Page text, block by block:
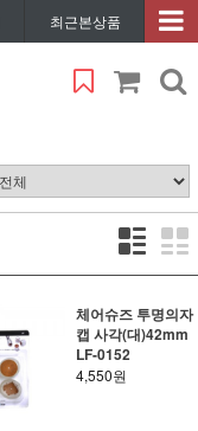
최근본상품
체어슈즈 투명의자
캡 사각(대)42mm
LF-0152
4,550원